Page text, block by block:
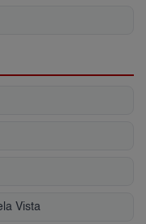
Vista